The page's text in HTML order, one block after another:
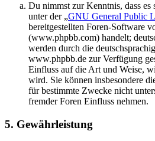
Du nimmst zur Kenntnis, dass
unter der „GNU General Public
bereitgestellten Foren-Software
(www.phpbb.com) handelt;
werden durch die
www.phpbb.de zur Verfügung
Einfluss auf die Art und Weise,
wird. Sie können insbesondere
für bestimmte Zwecke nicht
fremder Foren Einfluss nehmen.
5. Gewährleistung